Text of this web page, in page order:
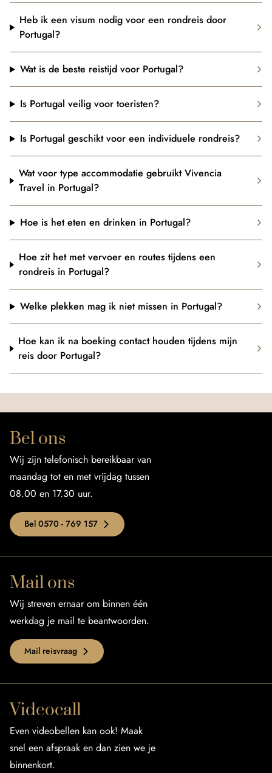
Heb ik een visum nodig voor een rondreis door
Portugal?
Wat is de beste reistijd voor Portugal?
Is Portugal veilig voor toeristen?
Is Portugal geschikt voor een individuele rondreis?
Wat voor type accommodatie gebruikt Vivencia
Travel in Portugal?
Hoe is het eten en drinken in Portugal?
Hoe zit het met vervoer en routes tijdens een
rondreis in Portugal?
Welke plekken mag ik niet missen in Portugal?
Hoe kan ik na boeking contact houden tijdens mijn
reis door Portugal?
Bel ons
Wij zijn telefonisch bereikbaar van
maandag tot en met vrijdag tussen
08.00 en 17.30 uur.
Bel 0570 - 769 157
Mail ons
Wij streven ernaar om binnen één
werkdag je mail te beantwoorden.
Mail reisvraag
Videocall
Even videobellen kan ook! Maak
snel een afspraak en dan zien we je
binnenkort.